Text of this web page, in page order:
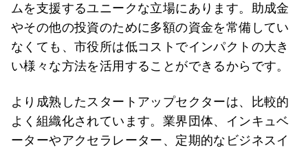
ムを支援するユニークな立場にあります。助成金
やその他の投資のために多額の資金を常備してい
なくても、市役所は低コストでインパクトの大き
い様々な方法を活用することができるからです。
より成熟したスタートアップセクターは、比較的
よく組織化されています。業界団体、インキュベ
ーターやアクセラレーター、定期的なビジネスイ